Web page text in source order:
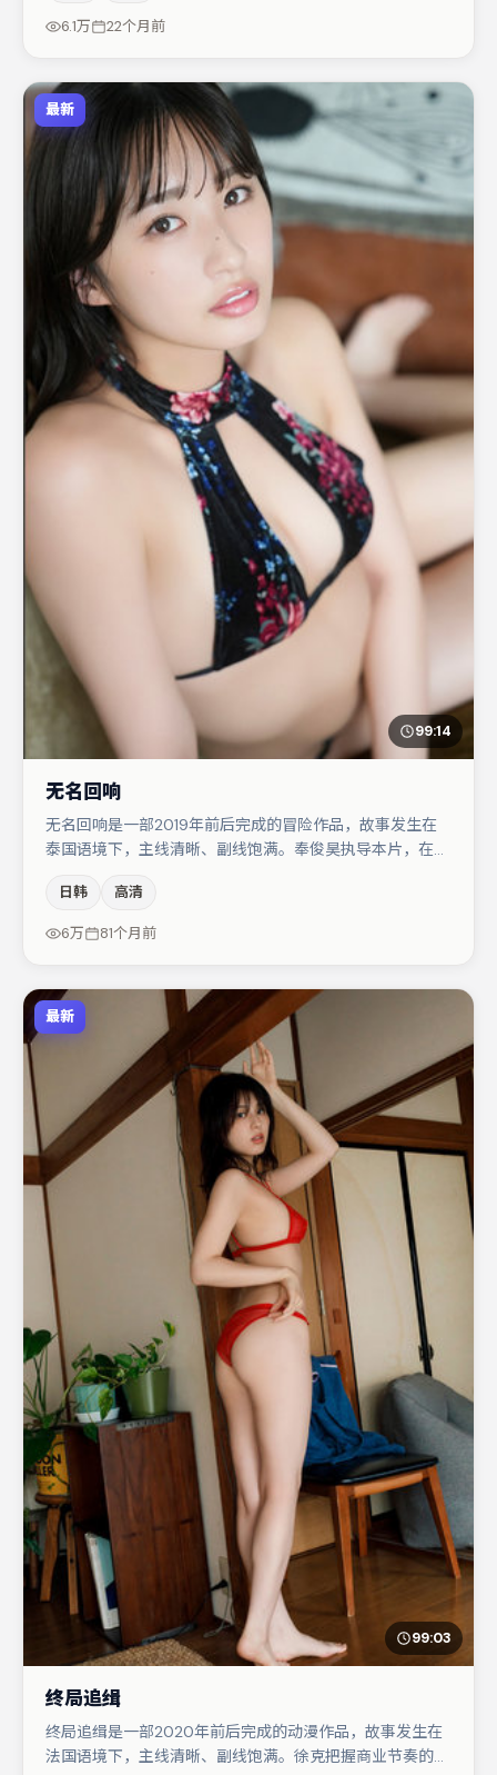
推动谜题层层揭开。若你偏爱强类型与清晰主线，这部作品
值得关注。
6.1万 22个月前
最新
99:14
无名回响
无名回响是一部2019年前后完成的冒险作品，故事发生在
泰国语境下，主线清晰、副线饱满。奉俊昊执导本片，在场
主演阵容包括张译、大鹏、王景春等，角色动机前后呼应，
适合喜欢抠台词与伏笔的观众。若你偏爱强类型与清晰主
线，这部作品值得关注。
日韩 高清
6万 81个月前
最新
99:03
终局追缉
终局追缉是一部2020年前后完成的动漫作品，故事发生在
法国语境下，主线清晰、副线饱满。徐克把握商业节奏的同